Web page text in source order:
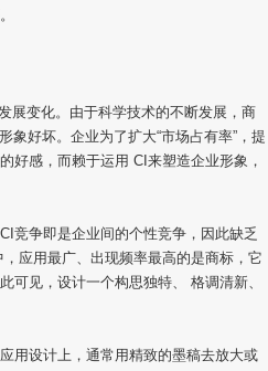
展变化。由于科学技术的不断发展，商
象好坏。企业为了扩大“市场占有率”，提
好感，而赖于运用 CI来塑造企业形象，
竞争即是企业间的个性竞争，因此缺乏
应用最广、出现频率最高的是商标，它
可见，设计一个构思独特、 格调清新、
用设计上，通常用精致的墨稿去放大或